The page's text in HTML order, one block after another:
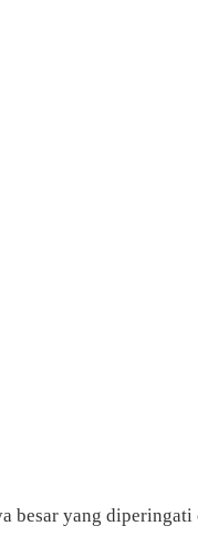
besar yang